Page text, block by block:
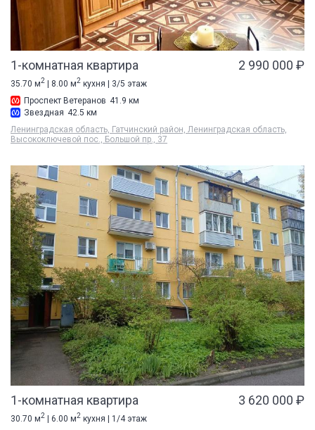
1-комнатная квартира 2 990 000 ₽
35.70 м2 | 8.00 м2 кухня | 3/5 этаж
Проспект Ветеранов 41.9 км
Звездная 42.5 км
Ленинградская область, Гатчинский район, Ленинградская область,
Высокоключевой пос., Большой пр., 37
1-комнатная квартира 3 620 000 ₽
30.70 м2 | 6.00 м2 кухня | 1/4 этаж